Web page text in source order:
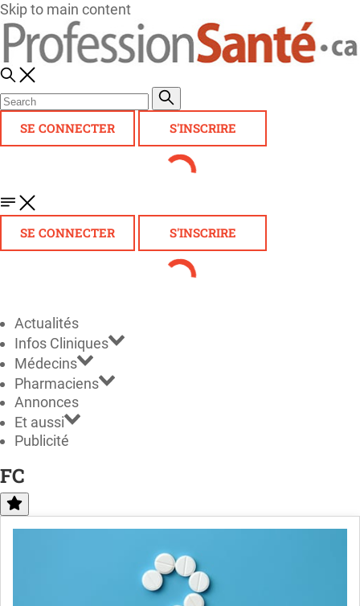
Skip to main content
SE CONNECTER S'INSCRIRE
SE CONNECTER S'INSCRIRE
Actualités
Infos Cliniques
Médecins
Pharmaciens
Annonces
Et aussi
Publicité
FC